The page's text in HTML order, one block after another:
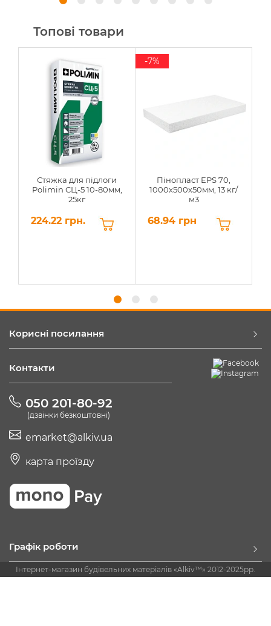
Топові товари
Стяжка для підлоги
Polimin СЦ-5 10-80мм,
25кг
224.22 грн.
Пінопласт EPS 70,
1000х500х50мм, 13 кг/
м3
68.94 грн
-7%
Корисні посилання
Контакти
050 201-80-92
(дзвінки безкоштовні)
emarket@alkiv.ua
карта проїзду
Графік роботи
Інтернет-магазин будівельних матеріалів «Alkiv™» 2012-2025рр.